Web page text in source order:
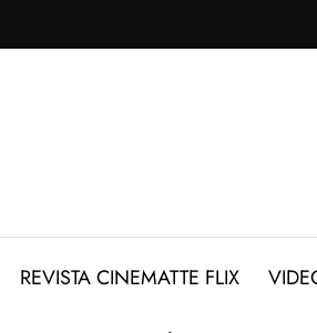
REVISTA CINEMATTE FLIX